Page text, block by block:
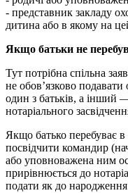
- представник закладу
дитина або в якому на
Якщо батьки не
Тут потрібна спільна
не обов’язково
один з батьків, а інший
нотаріального
Якщо батько перебуває в
посвідчити командир
або уповноважена ним
прирівнюється до
подати як до народження